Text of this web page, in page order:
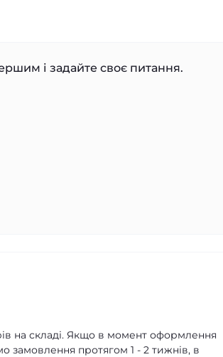
і задайте своє питання.
на складі. Якщо в момент оформлення
замовлення протягом 1 - 2 тижнів, в